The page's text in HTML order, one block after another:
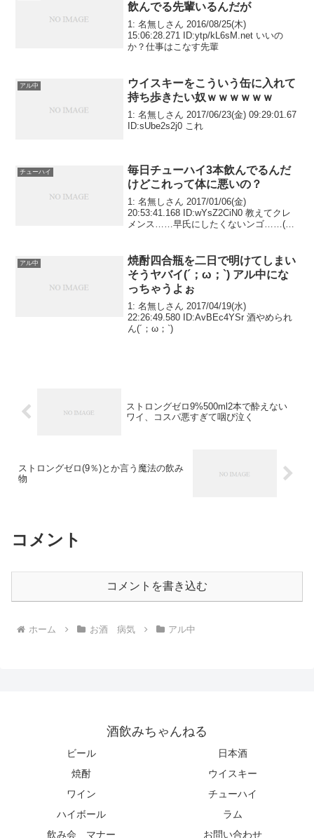
飲んでる先輩いるんだが
1: 名無しさん 2016/08/25(木)
15:06:28.271 ID:ytp/kL6sM.net いいの
か？仕事はこなす先輩
アル中
ウイスキーをこういう缶に入れて
持ち歩きたい奴ｗｗｗｗｗｗ
1: 名無しさん 2017/06/23(金) 09:29:01.67
ID:sUbe2s2j0 これ
チューハイ
毎日チューハイ3本飲んでるんだ
けどこれって体に悪いの？
1: 名無しさん 2017/01/06(金)
20:53:41.168 ID:wYsZ2CiN0 教えてクレ
メンス……早氏にしたくないンゴ……(ち
アル中
焼酎四合瓶を二日で明けてしまい
そうヤバイ(´；ω；`) アル中にな
っちゃうよぉ
1: 名無しさん 2017/04/19(水)
22:26:49.580 ID:AvBEc4YSr 酒やめられ
ん(´；ω；`)
ストロングゼロ9%500ml2本で酔えない
ワイ、コスパ悪すぎて咽び泣く
ストロングゼロ(9％)とか言う魔法の飲み
物
コメント
コメントを書き込む
ホーム お酒 病気 アル中
酒飲みちゃんねる
ビール
日本酒
焼酎
ウイスキー
ワイン
チューハイ
ハイボール
ラム
飲み会 マナー
お問い合わせ